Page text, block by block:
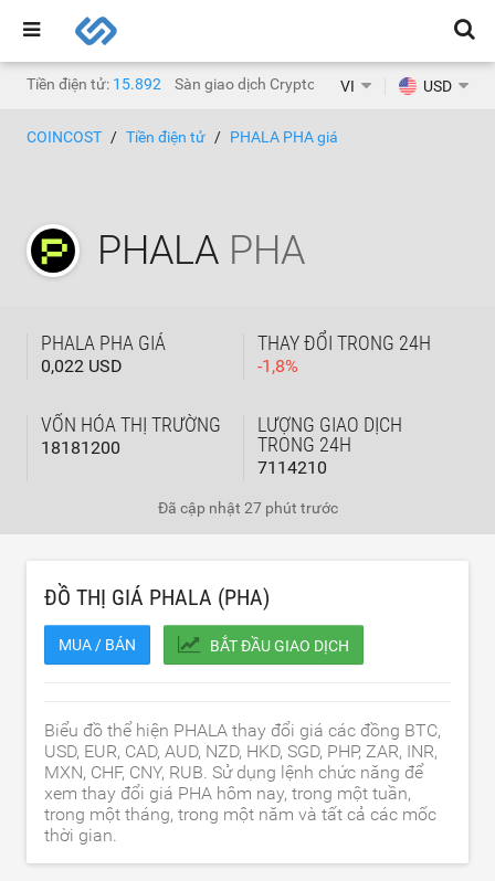
Tiền điện tử: 15.892 Sàn giao dịch Crypto: 1.468
VI USD
COINCOST Tiền điện tử PHALA PHA giá
PHALA PHA
PHALA PHA GIÁ
0,022 USD
THAY ĐỔI TRONG 24H
-1,8%
VỐN HÓA THỊ TRƯỜNG
18181200
LƯỢNG GIAO DỊCH
TRONG 24H
7114210
Đã cập nhật 27 phút trước
ĐỒ THỊ GIÁ PHALA (PHA)
MUA / BÁN BẮT ĐẦU GIAO DỊCH
Biểu đồ thể hiện PHALA thay đổi giá các đồng BTC,
USD, EUR, CAD, AUD, NZD, HKD, SGD, PHP, ZAR, INR,
MXN, CHF, CNY, RUB. Sử dụng lệnh chức năng để
xem thay đổi giá PHA hôm nay, trong một tuần,
trong một tháng, trong một năm và tất cả các mốc
thời gian.